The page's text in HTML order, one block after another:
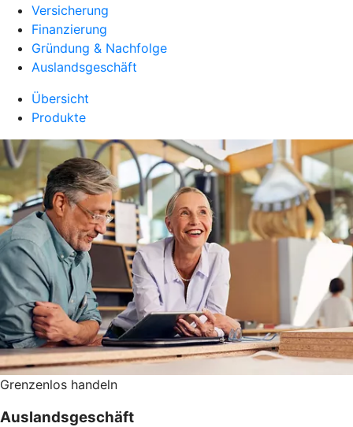
Versicherung
Finanzierung
Gründung & Nachfolge
Auslandsgeschäft
Übersicht
Produkte
Grenzenlos handeln
Auslandsgeschäft